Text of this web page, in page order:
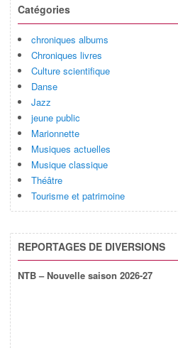
Catégories
chroniques albums
Chroniques livres
Culture scientifique
Danse
Jazz
jeune public
Marionnette
Musiques actuelles
Musique classique
Théâtre
Tourisme et patrimoine
REPORTAGES DE DIVERSIONS
NTB – Nouvelle saison 2026-27